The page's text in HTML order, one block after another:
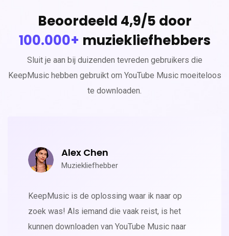
Beoordeeld 4,9/5 door
100.000+ muziekliefhebbers
Sluit je aan bij duizenden tevreden gebruikers die
KeepMusic hebben gebruikt om YouTube Music moeiteloos
te downloaden.
Alex Chen
Muziekliefhebber
KeepMusic is de oplossing waar ik naar op
zoek was! Als iemand die vaak reist, is het
kunnen downloaden van YouTube Music naar